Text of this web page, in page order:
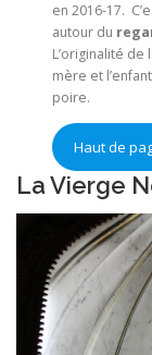
en 2016-17.
autour du
L’originalité
mère et
poire.
Haut de
La Vierge